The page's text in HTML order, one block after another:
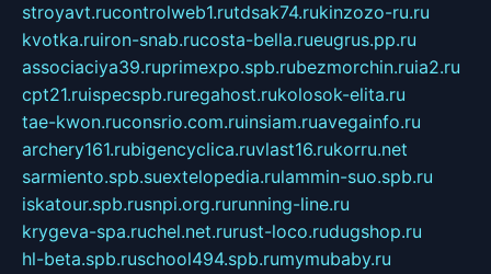
stroyavt.rucontrolweb1.rutdsak74.rukinzozo-ru.ru
kvotka.ruiron-snab.rucosta-bella.rueugrus.pp.ru
associaciya39.ruprimexpo.spb.rubezmorchin.ruia2.ru
cpt21.ruispecspb.ruregahost.rukolosok-elita.ru
tae-kwon.ruconsrio.com.ruinsiam.ruavegainfo.ru
archery161.rubigencyclica.ruvlast16.rukorru.net
sarmiento.spb.suextelopedia.rulammin-suo.spb.ru
iskatour.spb.rusnpi.org.rurunning-line.ru
krygeva-spa.ruchel.net.rurust-loco.rudugshop.ru
hl-beta.spb.ruschool494.spb.rumymubaby.ru